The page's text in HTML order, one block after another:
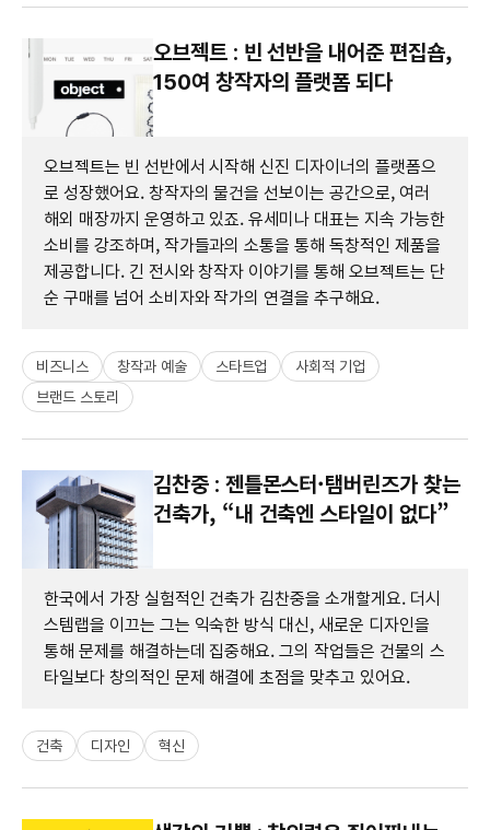
오브젝트 : 빈 선반을 내어준 편집숍,
150여 창작자의 플랫폼 되다
오브젝트는 빈 선반에서 시작해 신진 디자이너의 플랫폼으
로 성장했어요. 창작자의 물건을 선보이는 공간으로, 여러
해외 매장까지 운영하고 있죠. 유세미나 대표는 지속 가능한
소비를 강조하며, 작가들과의 소통을 통해 독창적인 제품을
제공합니다. 긴 전시와 창작자 이야기를 통해 오브젝트는 단
순 구매를 넘어 소비자와 작가의 연결을 추구해요.
비즈니스 창작과 예술 스타트업
사회적 기업
브랜드 스토리
김찬중 : 젠틀몬스터·탬버린즈가 찾는
건축가, “내 건축엔 스타일이 없다”
한국에서 가장 실험적인 건축가 김찬중을 소개할게요. 더시
스템랩을 이끄는 그는 익숙한 방식 대신, 새로운 디자인을
통해 문제를 해결하는데 집중해요. 그의 작업들은 건물의 스
타일보다 창의적인 문제 해결에 초점을 맞추고 있어요.
건축 디자인 혁신